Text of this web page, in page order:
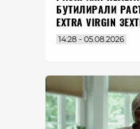
БУТИЛИРАЛИ
EXTRA VIRGIN
14:28 - 05.08.2026